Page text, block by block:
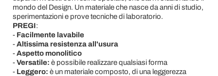
mondo del Design. Un materiale che nasce da anni di studio,
sperimentazioni e prove tecniche di laboratorio.
PREGI:
- Facilmente lavabile
-Altissima resistenza all'usura
-Aspetto monolitico
-Versatile: è possibile realizzare qualsiasi forma
- Leggero: è un materiale composto, di una leggerezza